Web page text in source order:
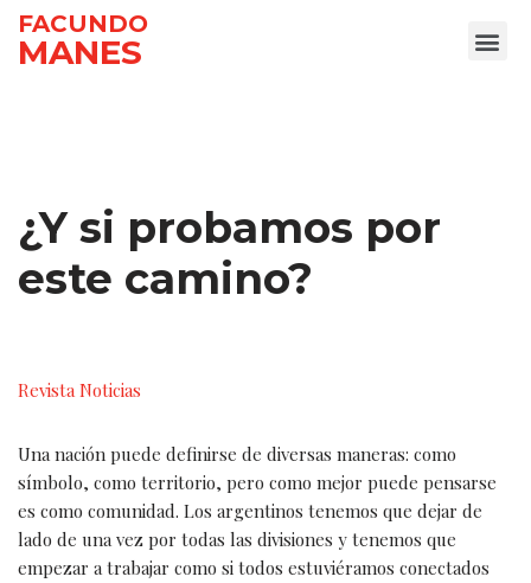
Ir
FACUNDO
MANES
¿Y si probamos por
este camino?
Revista Noticias
Una nación puede definirse de diversas maneras: como
símbolo, como territorio, pero como mejor puede pensarse
es como comunidad. Los argentinos tenemos que dejar de
lado de una vez por todas las divisiones y tenemos que
empezar a trabajar como si todos estuviéramos conectados